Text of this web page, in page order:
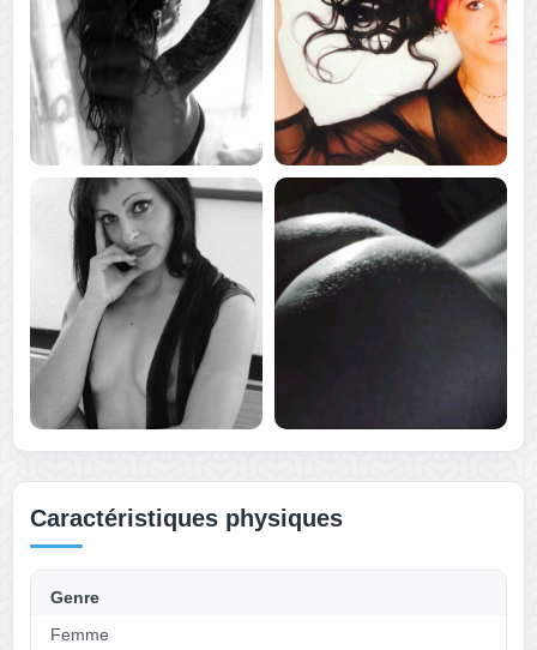
Caractéristiques physiques
Genre
Femme